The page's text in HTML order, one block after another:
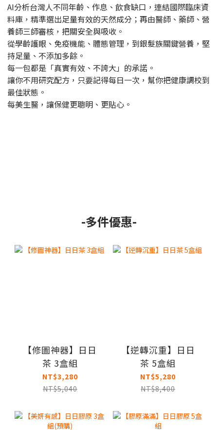
AI分析台灣人不同年齡、作息、飲食缺口，連結國際臨床資
料庫，精準選出足量有效的天然成分；再由醫師、藥師、營
養師三師審核，把關安全與吸收。
從學齡護眼、免疫機能、體態管理，到銀髮族關鍵營養，堅
持足量、不添加多餘。
每一包都是「真實有效、不誇大」的承諾。
讓你不用研究配方，只要記得每日一次，幫你把健康調校到
最佳狀態。
每美生醫，讓保健更聰明、更貼心。
-多件優惠-
【修圖神器】日日
茶 3盒組
NT$3,280
NT$5,040
【逆轉沉重】日日
茶 5盒組
NT$5,280
NT$8,400